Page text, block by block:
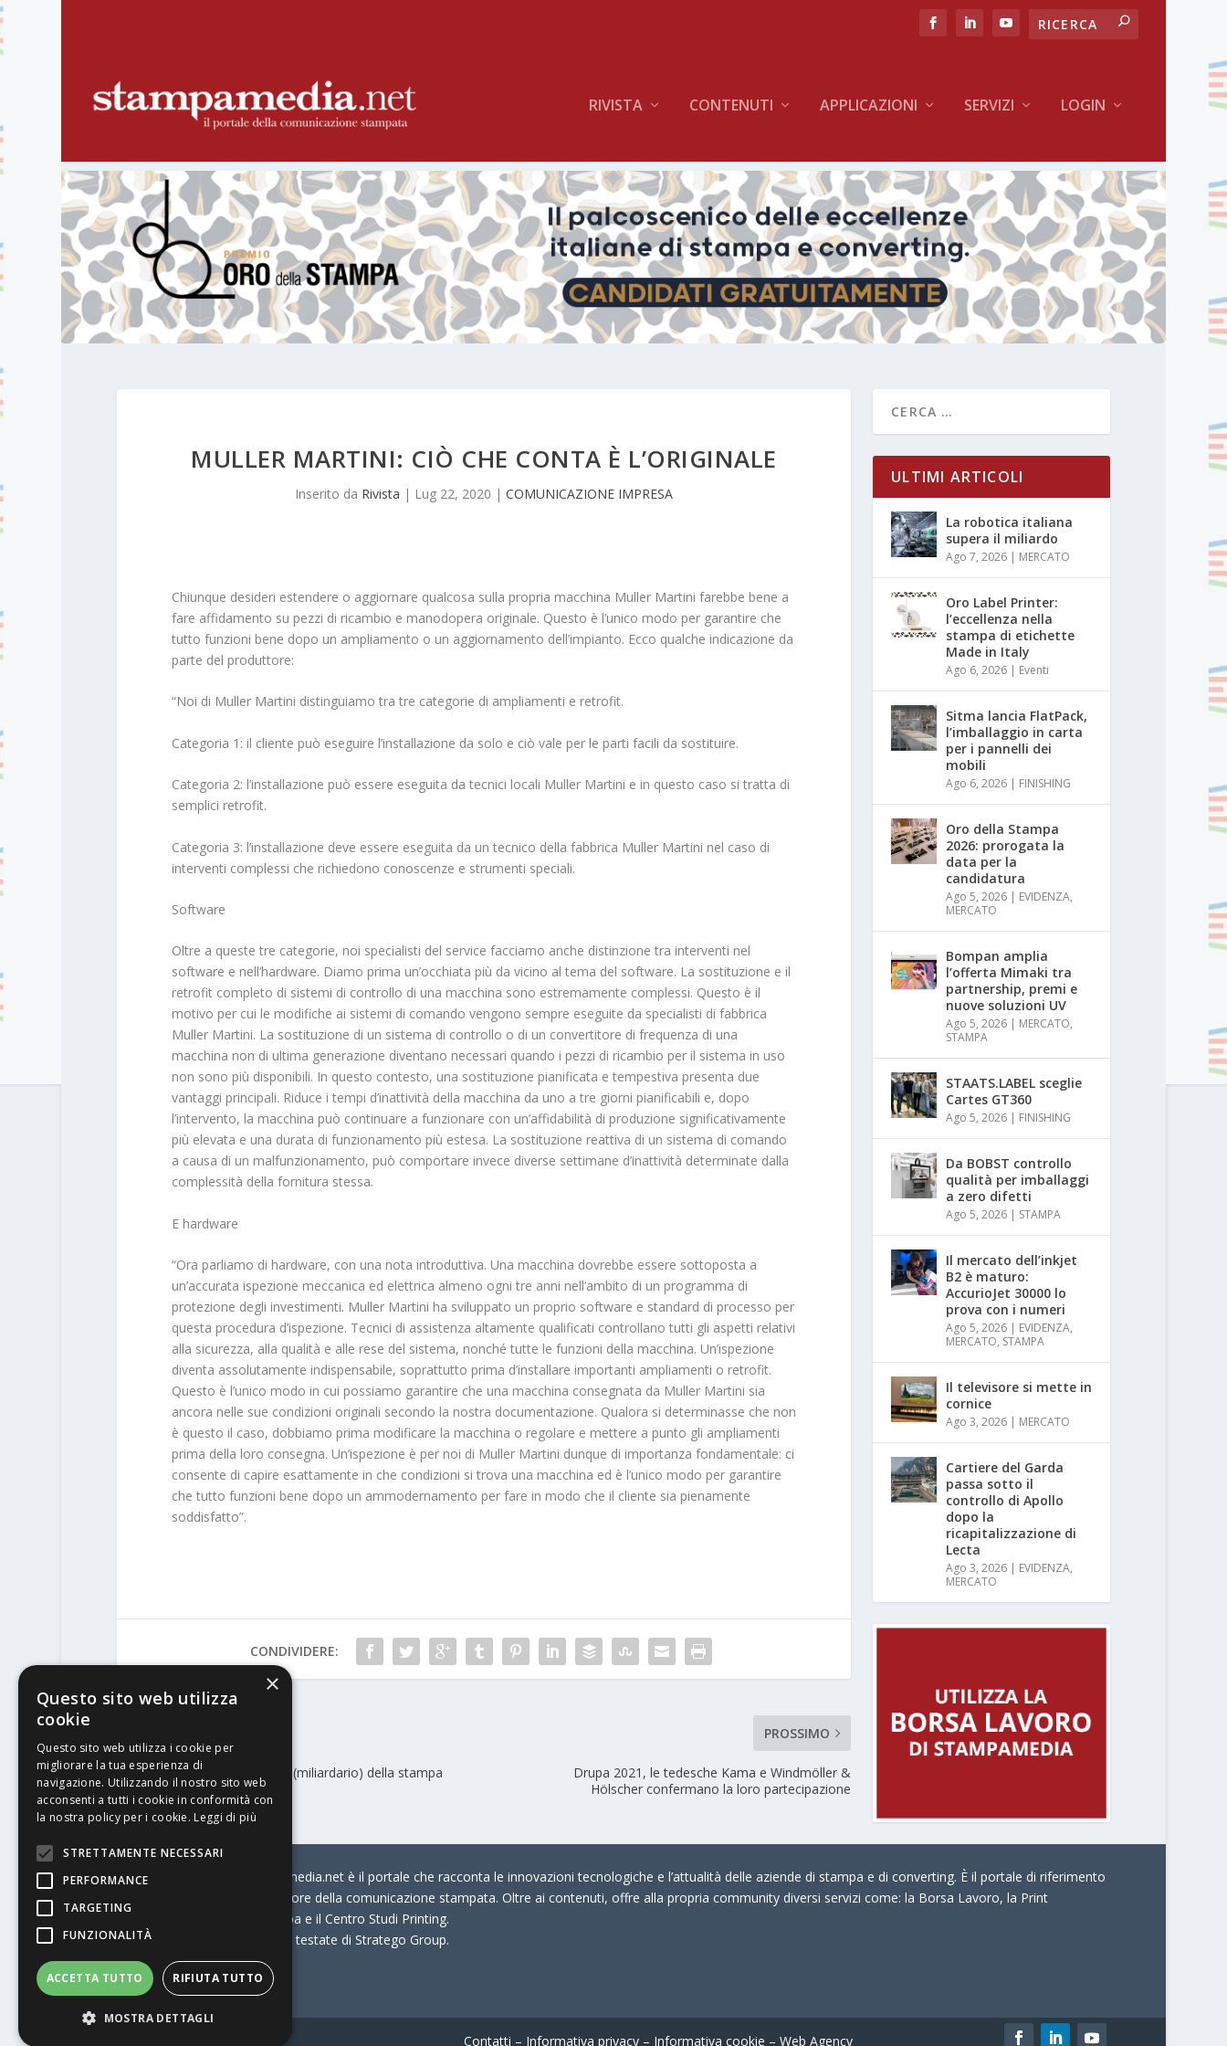
RIVISTA CONTENUTI APPLICAZIONI SERVIZI LOGIN
MULLER MARTINI: CIÒ CHE CONTA È L’ORIGINALE
Inserito da Rivista | Lug 22, 2020 | COMUNICAZIONE IMPRESA
Chiunque desideri estendere o aggiornare qualcosa sulla propria macchina Muller Martini farebbe bene a
fare affidamento su pezzi di ricambio e manodopera originale. Questo è l’unico modo per garantire che
tutto funzioni bene dopo un ampliamento o un aggiornamento dell’impianto. Ecco qualche indicazione da
parte del produttore:
“Noi di Muller Martini distinguiamo tra tre categorie di ampliamenti e retrofit.
Categoria 1: il cliente può eseguire l’installazione da solo e ciò vale per le parti facili da sostituire.
Categoria 2: l’installazione può essere eseguita da tecnici locali Muller Martini e in questo caso si tratta di
semplici retrofit.
Categoria 3: l’installazione deve essere eseguita da un tecnico della fabbrica Muller Martini nel caso di
interventi complessi che richiedono conoscenze e strumenti speciali.
Software
Oltre a queste tre categorie, noi specialisti del service facciamo anche distinzione tra interventi nel
software e nell’hardware. Diamo prima un’occhiata più da vicino al tema del software. La sostituzione e il
retrofit completo di sistemi di controllo di una macchina sono estremamente complessi. Questo è il
motivo per cui le modifiche ai sistemi di comando vengono sempre eseguite da specialisti di fabbrica
Muller Martini. La sostituzione di un sistema di controllo o di un convertitore di frequenza di una
macchina non di ultima generazione diventano necessari quando i pezzi di ricambio per il sistema in uso
non sono più disponibili. In questo contesto, una sostituzione pianificata e tempestiva presenta due
vantaggi principali. Riduce i tempi d’inattività della macchina da uno a tre giorni pianificabili e, dopo
l’intervento, la macchina può continuare a funzionare con un’affidabilità di produzione significativamente
più elevata e una durata di funzionamento più estesa. La sostituzione reattiva di un sistema di comando
a causa di un malfunzionamento, può comportare invece diverse settimane d’inattività determinate dalla
complessità della fornitura stessa.
E hardware
“Ora parliamo di hardware, con una nota introduttiva. Una macchina dovrebbe essere sottoposta a
un’accurata ispezione meccanica ed elettrica almeno ogni tre anni nell’ambito di un programma di
protezione degli investimenti. Muller Martini ha sviluppato un proprio software e standard di processo per
questa procedura d’ispezione. Tecnici di assistenza altamente qualificati controllano tutti gli aspetti relativi
alla sicurezza, alla qualità e alle rese del sistema, nonché tutte le funzioni della macchina. Un’ispezione
diventa assolutamente indispensabile, soprattutto prima d’installare importanti ampliamenti o retrofit.
Questo è l’unico modo in cui possiamo garantire che una macchina consegnata da Muller Martini sia
ancora nelle sue condizioni originali secondo la nostra documentazione. Qualora si determinasse che non
è questo il caso, dobbiamo prima modificare la macchina o regolare e mettere a punto gli ampliamenti
prima della loro consegna. Un’ispezione è per noi di Muller Martini dunque di importanza fondamentale: ci
consente di capire esattamente in che condizioni si trova una macchina ed è l’unico modo per garantire
che tutto funzioni bene dopo un ammodernamento per fare in modo che il cliente sia pienamente
soddisfatto”.
CONDIVIDERE:
Heidelberg entra nel mercato (miliardario) della stampa
di sensori elettronici
PROSSIMO
Drupa 2021, le tedesche Kama e Windmöller &
Hölscher confermano la loro partecipazione
ULTIMI ARTICOLI
La robotica italiana
supera il miliardo
Ago 7, 2026 | MERCATO
Oro Label Printer:
l’eccellenza nella
stampa di etichette
Made in Italy
Ago 6, 2026 | Eventi
Sitma lancia FlatPack,
l’imballaggio in carta
per i pannelli dei
mobili
Ago 6, 2026 | FINISHING
Oro della Stampa
2026: prorogata la
data per la
candidatura
Ago 5, 2026 | EVIDENZA,
MERCATO
Bompan amplia
l’offerta Mimaki tra
partnership, premi e
nuove soluzioni UV
Ago 5, 2026 | MERCATO,
STAMPA
STAATS.LABEL sceglie
Cartes GT360
Ago 5, 2026 | FINISHING
Da BOBST controllo
qualità per imballaggi
a zero difetti
Ago 5, 2026 | STAMPA
Il mercato dell’inkjet
B2 è maturo:
AccurioJet 30000 lo
prova con i numeri
Ago 5, 2026 | EVIDENZA,
MERCATO, STAMPA
Il televisore si mette in
cornice
Ago 3, 2026 | MERCATO
Cartiere del Garda
passa sotto il
controllo di Apollo
dopo la
ricapitalizzazione di
Lecta
Ago 3, 2026 | EVIDENZA,
MERCATO
© Stratego Group –
stampamedia.net è il portale che racconta le innovazioni tecnologiche e l’attualità delle aziende di stampa e di converting. È il portale di riferimento
per chi opera in Italia nel settore della comunicazione stampata. Oltre ai contenuti, offre alla propria community diversi servizi come: la Borsa Lavoro, la Print
Connection, i Big della Stampa e il Centro Studi Printing.
Stampamedia.net è una delle testate di Stratego Group.
Partita IVA07921450156
Contatti – Informativa privacy– Informativa cookie – Web Agency
×
Questo sito web utilizza
cookie
Questo sito web utilizza i cookie per
migliorare la tua esperienza di
navigazione. Utilizzando il nostro sito web
acconsenti a tutti i cookie in conformità con
la nostra policy per i cookie. Leggi di più
STRETTAMENTE NECESSARI
PERFORMANCE
TARGETING
FUNZIONALITÀ
ACCETTA TUTTO RIFIUTA TUTTO
MOSTRA DETTAGLI